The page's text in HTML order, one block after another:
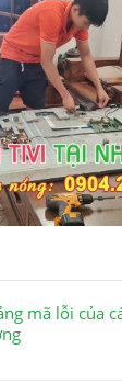
mã lỗi của